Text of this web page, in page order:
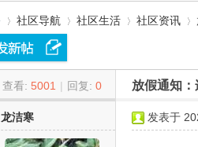
»
社区导航 社区生活 社区资讯
查看: 5001 | 回复: 0 放假通知：
龙洁寒 发表于